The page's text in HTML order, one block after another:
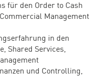
für den Order to Cash
Management
in den
Shared Services,
und Controlling,